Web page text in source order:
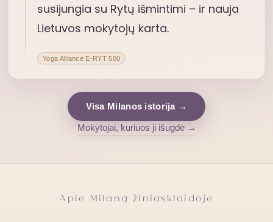
susijungia su Rytų išmintimi – ir nauja
Lietuvos mokytojų karta.
Yoga Alliance E-RYT 500
Visa Milanos istorija →
Mokytojai, kuriuos ji išugdė →
Apie Milaną žiniasklaidoje